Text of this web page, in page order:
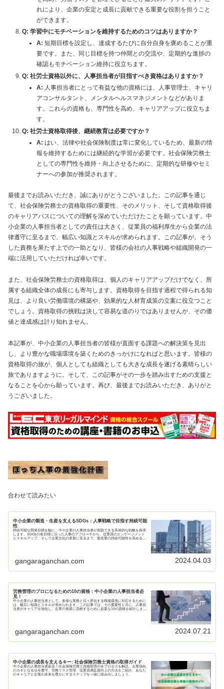
れにより、企業の安定と成長に貢献できる重要な役割を担うこと
ができます。
Q: 学習中にモチベーションを維持するためのコツはありますか？
A: 短期目標を設定し、達成するたびに自分自身を褒めることが重
要です。また、同じ目標を持つ仲間との交流や、定期的な進捗の
確認もモチベーション維持に役立ちます。
Q: 社労士資格以外に、人事担当者が目指すべき資格はありますか？
A: 人事担当者にとって有益な他の資格には、人事管理士、キャリ
アコンサルタント、メンタルヘルスマネジメントなどがありま
す。これらの資格も、専門性を高め、キャリアアップに役立ちま
す。
Q: 社労士資格取得後、継続教育は必要ですか？
A: はい、法律や社会保険制度は常に変化しているため、最新の情
報を維持するためには継続的な学習が必要です。社会保険労務士
としての専門性を維持・向上させるために、定期的な研修やセミ
ナーへの参加が推奨されます。
最後までお読みいただき、誠にありがとうございました。この記事を通じ
て、社会保険労務士の資格取得の重要性、そのメリット、そして資格取得後
のキャリアパスについての理解を深めていただけたことを願っています。中
小企業の人事担当者としての責任は大きく、従業員の福利厚生から企業の法
律遵守に至るまで、幅広い知識とスキルが求められます。この記事が、そう
した責務を果たす上での一助となり、皆様の会社の人事戦略や組織開発の一
端に活用していただければ幸いです。
また、社会保険労務士の資格取得は、個人のキャリアアップだけでなく、所
属する組織全体の成長にも寄与します。資格取得を目指す過程で得られる知
見は、より良い労働環境の構築や、効果的な人材育成策の立案に役立つこと
でしょう。資格取得の挑戦は決して容易な道のりではありませんが、その価
値と達成感は計り知れません。
本記事が、中小企業の人事担当者の皆様が直面する課題への解決策を見出
し、より豊かな職場環境を築くためのきっかけになればと思います。皆様の
資格取得の旅が、個人としても組織としても大きな成長を遂げる素晴らしい
旅でありますように。そして、この記事がその一歩を踏み出すための支援と
なることを心から願っています。再び、最後までお読みいただき、ありがと
うございました。
合わせて読みたい
中小企業の製造・生産を支えるSDGs：人事戦略で目指す持続可能
性
持続可能な開発目標を軸に、中小企業の人事担当者が実践できる具体的な戦略を探求
します。SDGsの各目標に沿った人事のアプローチから、従業員のエンゲージメント
とスキルアップ、そして企業文化の革新に至るまで、製造業の持続可能性を高めるた
gangaraganchan.com 2024.04.03
労務管理のプロになるための10の資格：中小企業の人事担当者必
見！
中小企業の人事担当者として、多様な業務と日々変化する職場環境に対応するために
は、幅広い知識とスキルが求められます。この記事では、その重要性と共に、人事担
当者がキャリアを強化し、企業の発展に貢献するために必要な10の資格を紹介しま
gangaraganchan.com 2024.07.21
中小企業の成長を支えるキー: 社会保険労務士資格の取得ガイド
中小企業の人事担当者必見！社会保険労務士資格取得の全プロセスを解説。企業強化
のカギとなる法令遵守、労務リスク管理、従業員満足度向上の方法をご紹介。あなた
のキャリアと企業の未来を豊かにするステップを一緒に踏み出しましょう。